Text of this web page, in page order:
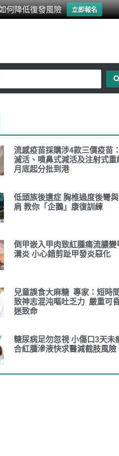
何降低復發風險 立即報名
流感疫苗採購涉4款三價疫苗：
滅活、噴鼻式減活及注射式重
月底起分批到港
低頭族後遺症 胸椎過度後彎
肩 教你「企鵝」康復訓練
倒甲嵌入甲肉致紅腫痛流膿變
溝炎 小心錯剪趾甲發炎惡化
兒童誤食大麻糖 專家：短時間
致神志混沌嘔吐乏力 嚴重可
迷致命
糖尿病足勿忽視 小傷口3天未
合紅腫滲液快求醫減截肢風險